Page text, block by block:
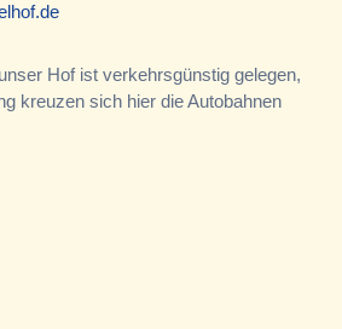
Hof ist verkehrsgünstig gelegen,
kreuzen sich hier die Autobahnen